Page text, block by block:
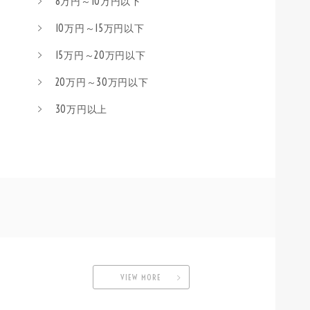
10万円～15万円以下
15万円～20万円以下
20万円～30万円以下
30万円以上
VIEW MORE